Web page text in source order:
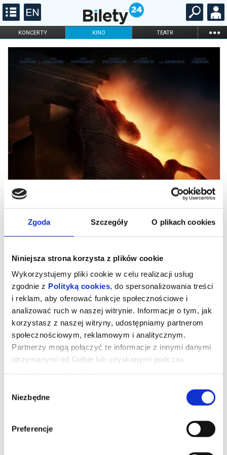
Zgoda Szczegóły O plikach cookies
Niniejsza strona korzysta z plików cookie
Wykorzystujemy pliki cookie w celu realizacji usług
zgodnie z Polityką cookies, do spersonalizowania treści
i reklam, aby oferować funkcje społecznościowe i
analizować ruch w naszej witrynie. Informacje o tym, jak
korzystasz z naszej witryny, udostępniamy partnerom
społecznościowym, reklamowym i analitycznym.
Partnerzy mogą połączyć te informacje z innymi danymi
otrzymanymi od Ciebie lub uzyskanymi podczas
zgody
Niezbędne
Preferencje
KONCERTY KINO TEATR ...
FILHARMONIA OPERA I BALET
DLA DZIECI
ONLINE KARNETY
Odyseja
"Odyseja" to historia Odyseusza, królu Itaki, podczas jego długiej i
trojańskiej. Opisuje jego spotkania z mitycznymi istotami, takimi